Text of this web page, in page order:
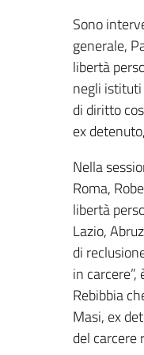
Sono
generale,
libertà
negli
di diritto
ex
Nella
Roma,
libertà
Lazio,
di
in
Rebibbia
Masi, ex
del carcere